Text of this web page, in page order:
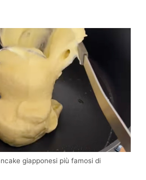
giapponesi più famosi di